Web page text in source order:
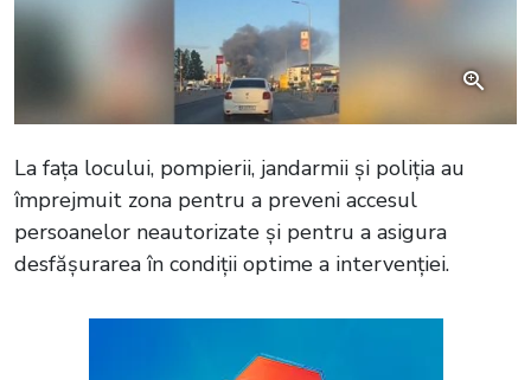
La fața locului, pompierii, jandarmii și poliția au
împrejmuit zona pentru a preveni accesul
persoanelor neautorizate și pentru a asigura
desfășurarea în condiții optime a intervenției.